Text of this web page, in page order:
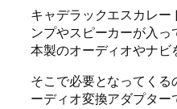
キャデラックエスカレー
ンプやスピーカーが入
本製のオーディオやナビ
そこで必要となってくる
ーディオ変換アダプター